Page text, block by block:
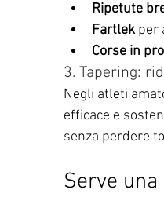
Ripetute
Fartlek per
Corse in
3. Tapering:
Negli atleti
efficace e
senza perdere
Serve